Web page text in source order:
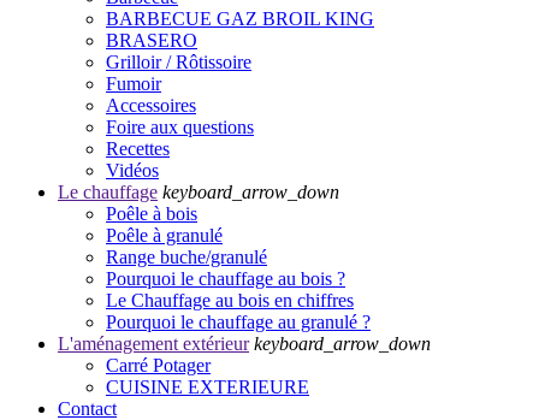
BARBECUE GAZ BROIL KING
BRASERO
Grilloir / Rôtissoire
Fumoir
Accessoires
Foire aux questions
Recettes
Vidéos
Le chauffage keyboard_arrow_down
Poêle à bois
Poêle à granulé
Range buche/granulé
Pourquoi le chauffage au bois ?
Le Chauffage au bois en chiffres
Pourquoi le chauffage au granulé ?
L'aménagement extérieur keyboard_arrow_down
Carré Potager
CUISINE EXTERIEURE
Contact